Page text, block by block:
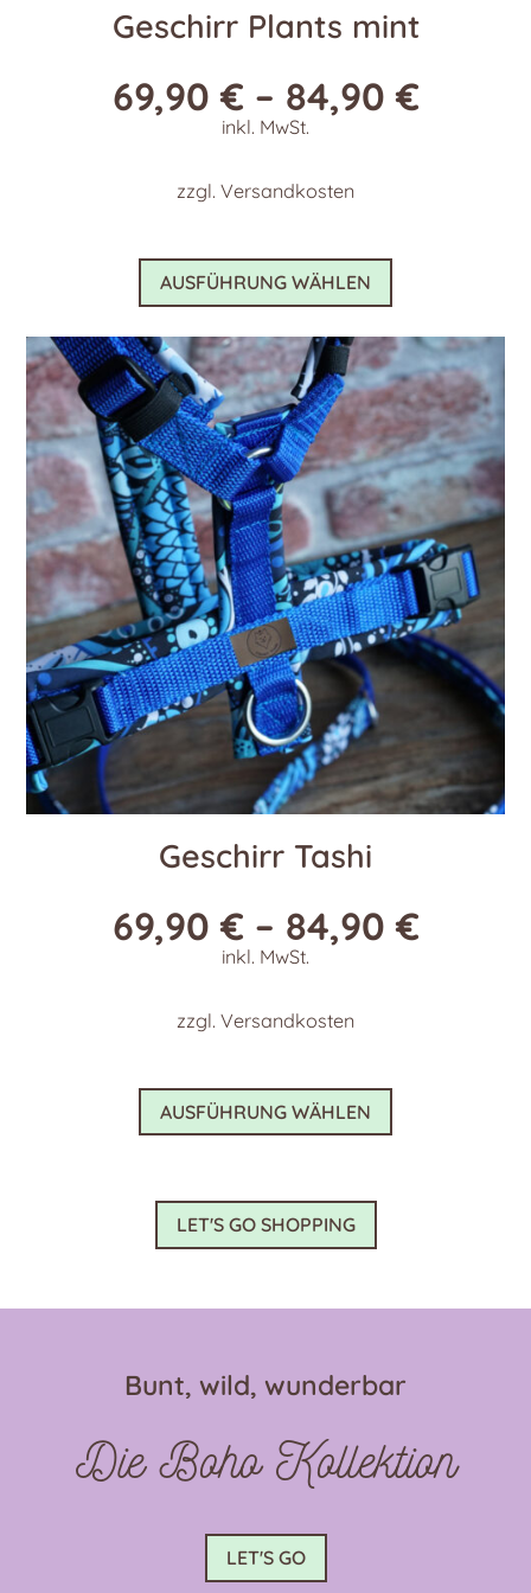
Geschirr Plants mint
69,90€ – 84,90€
inkl. MwSt.
zzgl. Versandkosten
AUSFÜHRUNG WÄHLEN
Dieses
weist
mehrere
Varianten
auf.
Die
Optionen
können
auf
der
Produktseite
gewählt
werden
Geschirr Tashi
69,90€ – 84,90€
inkl. MwSt.
zzgl. Versandkosten
AUSFÜHRUNG WÄHLEN
Dieses
weist
der
gewählt
werden
LET'S GO SHOPPING
Bunt, wild, wunderbar
Die Boho Kollektion
LET'S GO